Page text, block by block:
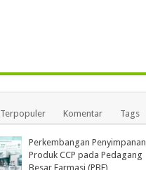
Terpopuler Komentar Tags
Perkembangan Penyimpanan
Produk CCP pada Pedagang
Besar Farmasi (PBF)